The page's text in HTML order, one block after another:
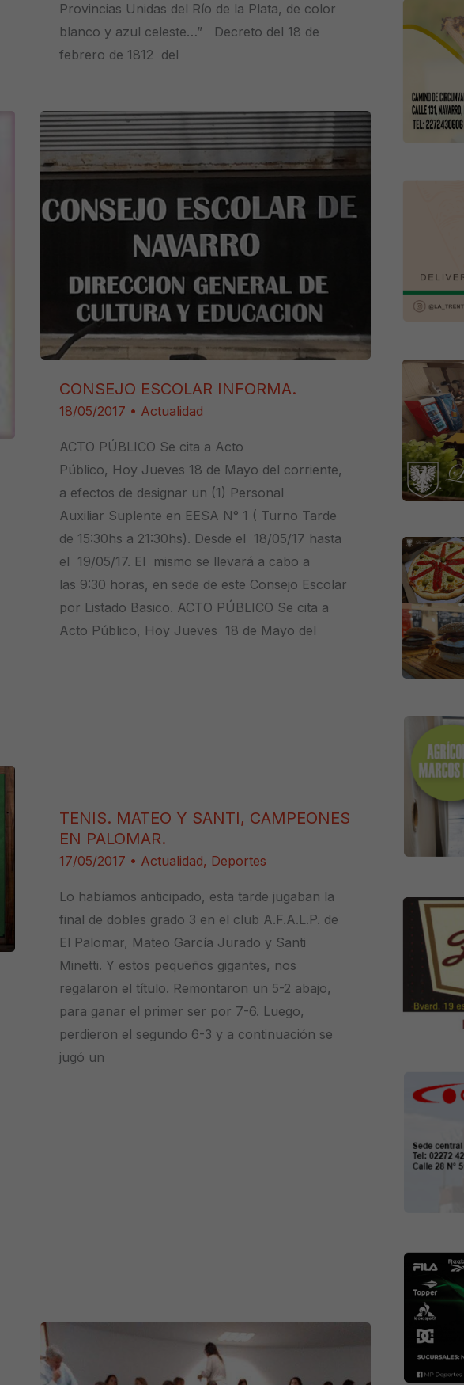
Provincias Unidas del Río de la Plata, de color
blanco y azul celeste…” Decreto del 18 de
febrero de 1812 del
CONSEJO ESCOLAR INFORMA.
18/05/2017 • Actualidad
ACTO PÚBLICO Se cita a Acto
Público, Hoy Jueves 18 de Mayo del corriente,
a efectos de designar un (1) Personal
Auxiliar Suplente en EESA N° 1 ( Turno Tarde
de 15:30hs a 21:30hs). Desde el 18/05/17 hasta
el 19/05/17. El mismo se llevará a cabo a
las 9:30 horas, en sede de este Consejo Escolar
por Listado Basico. ACTO PÚBLICO Se cita a
Acto Público, Hoy Jueves 18 de Mayo del
TENIS. MATEO Y SANTI, CAMPEONES
EN PALOMAR.
17/05/2017 • Actualidad, Deportes
Lo habíamos anticipado, esta tarde jugaban la
final de dobles grado 3 en el club A.F.A.L.P. de
El Palomar, Mateo García Jurado y Santi
Minetti. Y estos pequeños gigantes, nos
regalaron el título. Remontaron un 5-2 abajo,
para ganar el primer ser por 7-6. Luego,
perdieron el segundo 6-3 y a continuación se
jugó un